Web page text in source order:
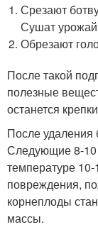
Срезают
Сушат урожай
Обрезают
После такой
полезные
останется
После
Следующие 8-10
температуре
повреждения,
корнеплоды
массы.